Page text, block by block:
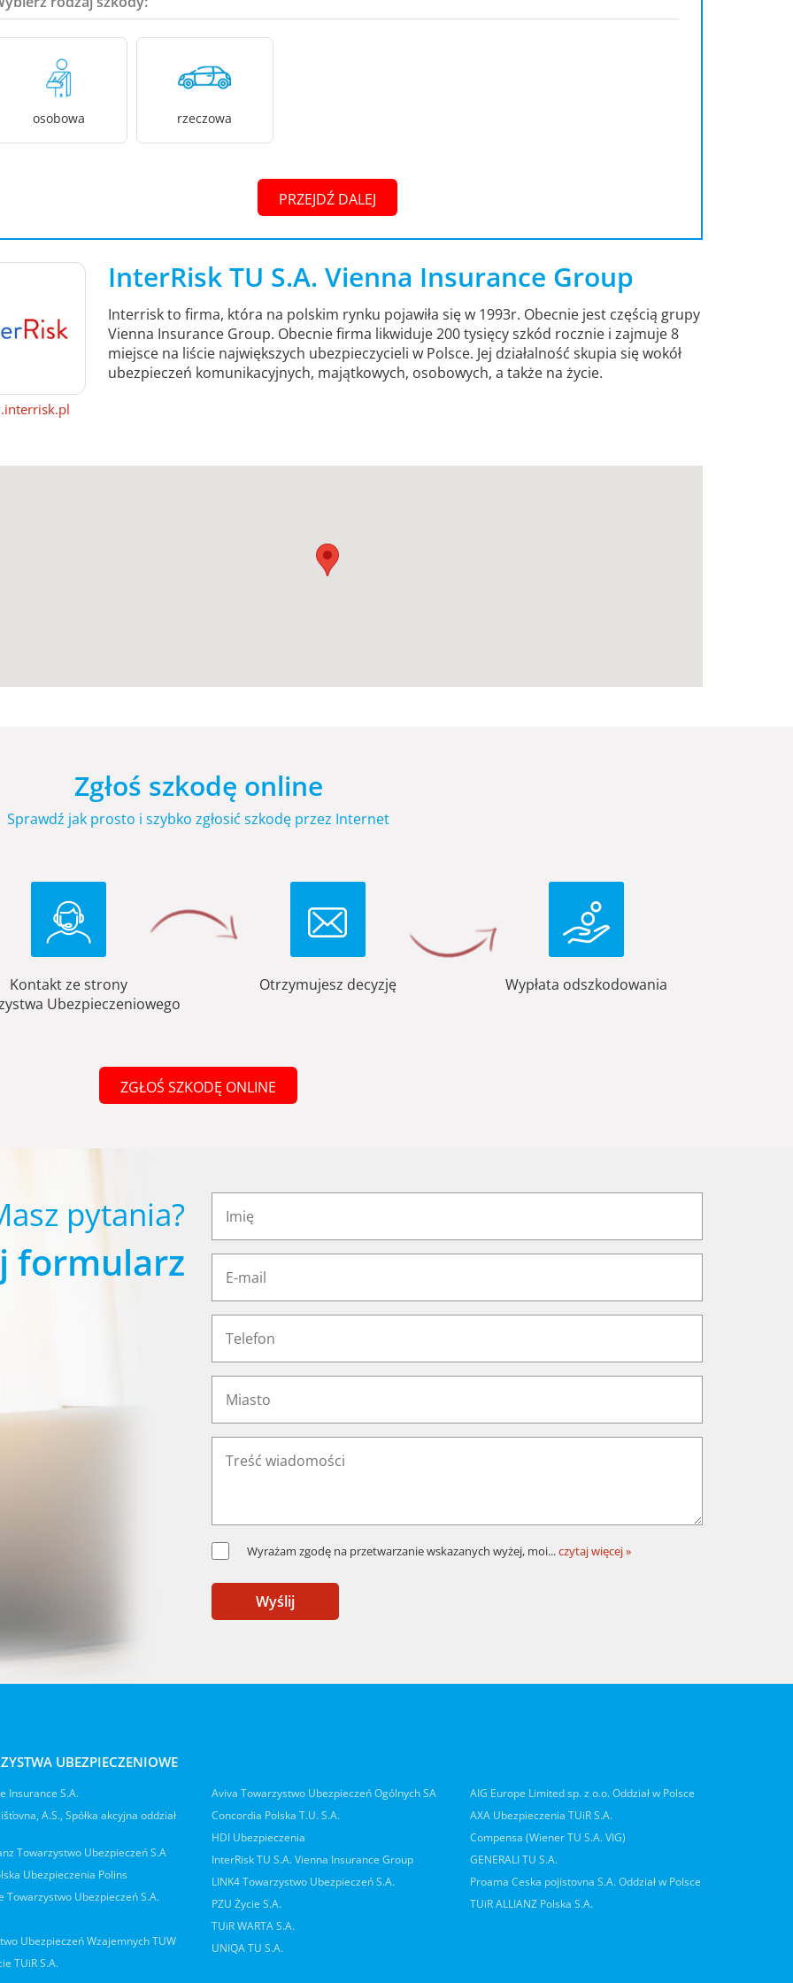
osobowa rzeczowa
PRZEJDŹ DALEJ
InterRisk TU S.A. Vienna Insurance Group
Interrisk to firma, która na polskim rynku pojawiła się w 1993r. Obecnie jest częścią grupy
Vienna Insurance Group. Obecnie firma likwiduje 200 tysięcy szkód rocznie i zajmuje 8
miejsce na liście największych ubezpieczycieli w Polsce. Jej działalność skupia się wokół
ubezpieczeń komunikacyjnych, majątkowych, osobowych, a także na życie.
Zgłoś szkodę online
Sprawdź jak prosto i szybko zgłosić szkodę przez Internet
Kontakt ze strony
Ubezpieczeniowego
Otrzymujesz decyzję Wypłata odszkodowania
ZGŁOŚ SZKODĘ ONLINE
pytania?
formularz
Wyrażam zgodę na przetwarzanie wskazanych wyżej, moi...czytaj więcej »
Wyślij
UBEZPIECZENIOWE
Insurance S.A.
A.S., Spółka akcyjna oddział
Towarzystwo Ubezpieczeń S.A
Ubezpieczenia Polins
Towarzystwo Ubezpieczeń S.A.
Ubezpieczeń Wzajemnych TUW
TUiR S.A.
Aviva Towarzystwo Ubezpieczeń Ogólnych SA
Concordia Polska T.U. S.A.
HDI Ubezpieczenia
InterRisk TU S.A. Vienna Insurance Group
LINK4 Towarzystwo Ubezpieczeń S.A.
PZU Życie S.A.
TUiR WARTA S.A.
UNIQA TU S.A.
AIG Europe Limited sp. z o.o. Oddział w Polsce
AXA Ubezpieczenia TUiR S.A.
Compensa (Wiener TU S.A. VIG)
GENERALI TU S.A.
Proama Ceska pojistovna S.A. Oddział w Polsce
TUiR ALLIANZ Polska S.A.